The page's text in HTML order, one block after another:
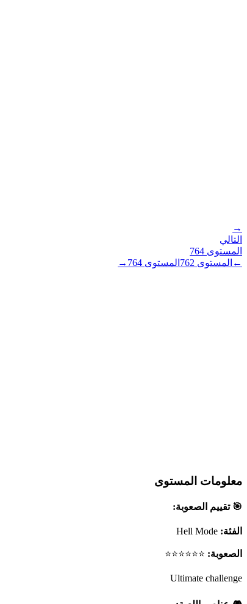
→
التالي
المستوى 764
← المستوى 762 المستوى 764
→
معلومات المستوى
🎯 تقييم الصعوبة:
الفئة: Hell Mode
الصعوبة: ⭐⭐⭐⭐⭐⭐
Ultimate challenge